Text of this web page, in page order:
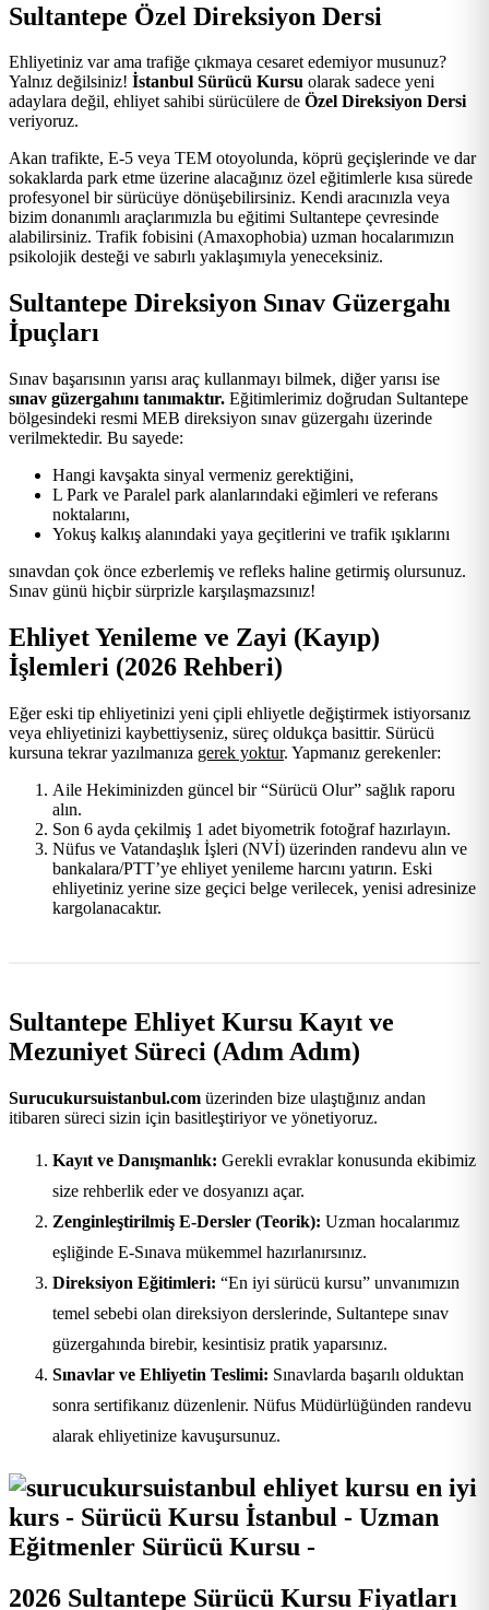
Sultantepe Özel Direksiyon Dersi
Ehliyetiniz var ama trafiğe çıkmaya cesaret edemiyor musunuz?
Yalnız değilsiniz! İstanbul Sürücü Kursu olarak sadece yeni
adaylara değil, ehliyet sahibi sürücülere de Özel Direksiyon Dersi
veriyoruz.
Akan trafikte, E-5 veya TEM otoyolunda, köprü geçişlerinde ve dar
sokaklarda park etme üzerine alacağınız özel eğitimlerle kısa sürede
profesyonel bir sürücüye dönüşebilirsiniz. Kendi aracınızla veya
bizim donanımlı araçlarımızla bu eğitimi Sultantepe çevresinde
alabilirsiniz. Trafik fobisini (Amaxophobia) uzman hocalarımızın
psikolojik desteği ve sabırlı yaklaşımıyla yeneceksiniz.
Sultantepe Direksiyon Sınav Güzergahı
İpuçları
Sınav başarısının yarısı araç kullanmayı bilmek, diğer yarısı ise
sınav güzergahını tanımaktır. Eğitimlerimiz doğrudan Sultantepe
bölgesindeki resmi MEB direksiyon sınav güzergahı üzerinde
verilmektedir. Bu sayede:
Hangi kavşakta sinyal vermeniz gerektiğini,
L Park ve Paralel park alanlarındaki eğimleri ve referans
noktalarını,
Yokuş kalkış alanındaki yaya geçitlerini ve trafik ışıklarını
sınavdan çok önce ezberlemiş ve refleks haline getirmiş olursunuz.
Sınav günü hiçbir sürprizle karşılaşmazsınız!
Ehliyet Yenileme ve Zayi (Kayıp)
İşlemleri (2026 Rehberi)
Eğer eski tip ehliyetinizi yeni çipli ehliyetle değiştirmek istiyorsanız
veya ehliyetinizi kaybettiyseniz, süreç oldukça basittir. Sürücü
kursuna tekrar yazılmanıza gerek yoktur. Yapmanız gerekenler:
Aile Hekiminizden güncel bir “Sürücü Olur” sağlık raporu
alın.
Son 6 ayda çekilmiş 1 adet biyometrik fotoğraf hazırlayın.
Nüfus ve Vatandaşlık İşleri (NVİ) üzerinden randevu alın ve
bankalara/PTT’ye ehliyet yenileme harcını yatırın. Eski
ehliyetiniz yerine size geçici belge verilecek, yenisi adresinize
kargolanacaktır.
Sultantepe Ehliyet Kursu Kayıt ve
Mezuniyet Süreci (Adım Adım)
Surucukursuistanbul.com üzerinden bize ulaştığınız andan
itibaren süreci sizin için basitleştiriyor ve yönetiyoruz.
Kayıt ve Danışmanlık: Gerekli evraklar konusunda ekibimiz
size rehberlik eder ve dosyanızı açar.
Zenginleştirilmiş E-Dersler (Teorik): Uzman hocalarımız
eşliğinde E-Sınava mükemmel hazırlanırsınız.
Direksiyon Eğitimleri: “En iyi sürücü kursu” unvanımızın
temel sebebi olan direksiyon derslerinde, Sultantepe sınav
güzergahında birebir, kesintisiz pratik yaparsınız.
Sınavlar ve Ehliyetin Teslimi: Sınavlarda başarılı olduktan
sonra sertifikanız düzenlenir. Nüfus Müdürlüğünden randevu
alarak ehliyetinize kavuşursunuz.
2026 Sultantepe Sürücü Kursu Fiyatları